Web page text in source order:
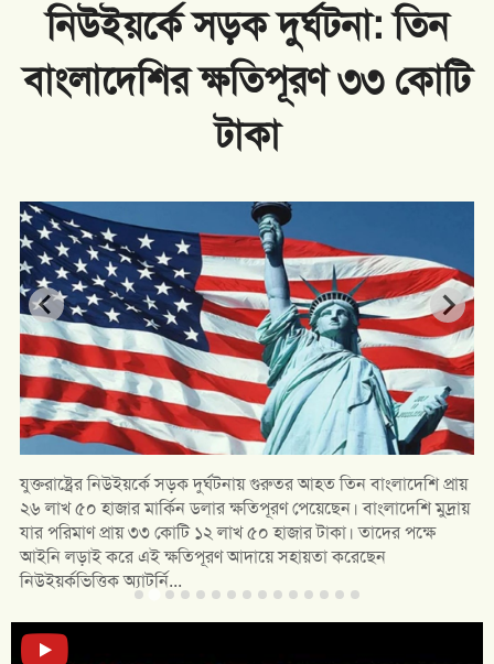
নিউইয়র্কে সড়ক দুর্ঘটনা: তিন
বাংলাদেশির ক্ষতিপূরণ ৩৩ কোটি
টাকা
যুক্তরাষ্ট্রের নিউইয়র্কে সড়ক দুর্ঘটনায় গুরুতর আহত তিন বাংলাদেশি প্রায়
২৬ লাখ ৫০ হাজার মার্কিন ডলার ক্ষতিপূরণ পেয়েছেন। বাংলাদেশি মুদ্রায়
যার পরিমাণ প্রায় ৩৩ কোটি ১২ লাখ ৫০ হাজার টাকা। তাদের পক্ষে
আইনি লড়াই করে এই ক্ষতিপূরণ আদায়ে সহায়তা করেছেন
নিউইয়র্কভিত্তিক অ্যাটর্নি...